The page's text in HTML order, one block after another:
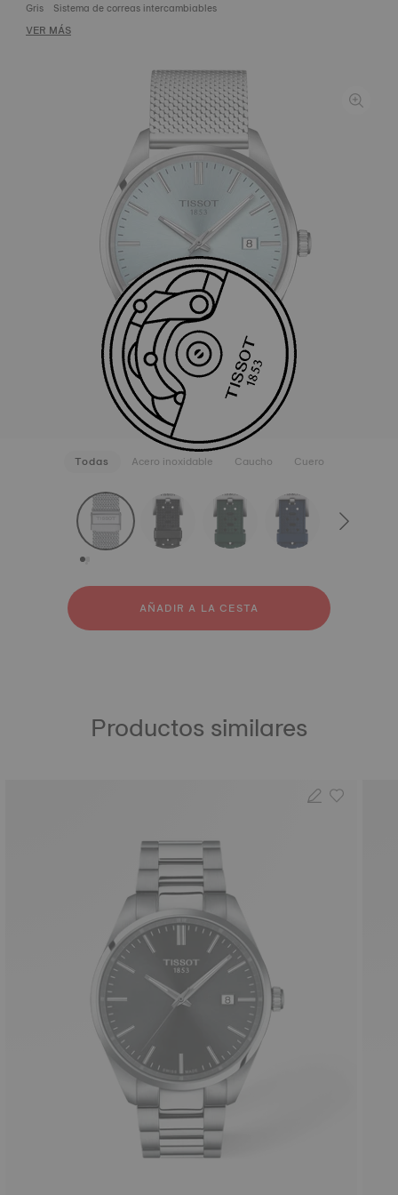
Gris Sistema de correas intercambiables
VER MÁS
Todas Acero inoxidable Caucho Cuero
strapConfigurator
Acero inoxidable
Caucho
Cuero
AÑADIR A LA CESTA
Productos similares